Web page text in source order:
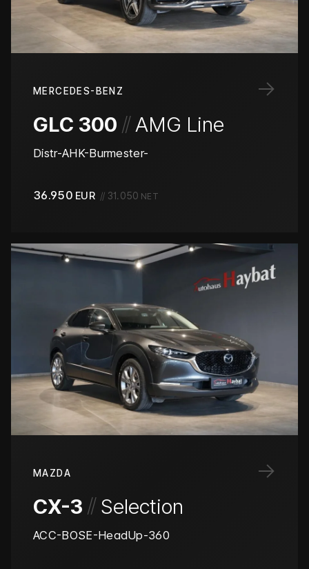
→
MERCEDES-BENZ
GLC 300 //AMG Line
Distr-AHK-Burmester-
36.950 EUR // 31.050 NET
→
MAZDA
CX-3 // Selection
ACC-BOSE-HeadUp-360